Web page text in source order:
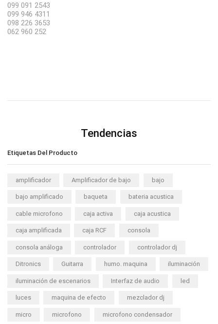
099 091 2543
099 946 4311
098 226 3653
062 960 252
Tendencias
Etiquetas Del Producto
amplificador Amplificador de bajo bajo
bajo amplificado baqueta bateria acustica
cable microfono caja activa caja acustica
caja amplificada caja RCF consola
consola análoga controlador controlador dj
Ditronics Guitarra humo. maquina iluminación
iluminación de escenarios Interfaz de audio led
luces maquina de efecto mezclador dj
micro microfono microfono condensador